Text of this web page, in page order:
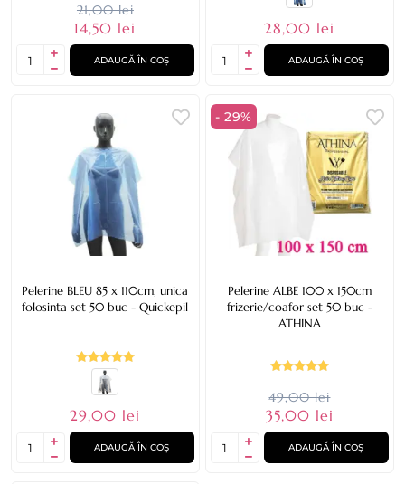
21,00 lei
14,50 lei
ADAUGĂ ÎN COȘ
28,00 lei
ADAUGĂ ÎN COȘ
Pelerine BLEU 85 x 110cm, unica
folosinta set 50 buc - Quickepil
29,00 lei
ADAUGĂ ÎN COȘ
- 29%
Pelerine ALBE 100 x 150cm
frizerie/coafor set 50 buc -
ATHINA
49,00 lei
35,00 lei
ADAUGĂ ÎN COȘ